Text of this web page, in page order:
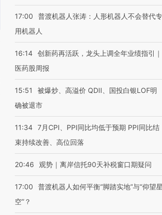
17:00
普渡机器人张涛：人形机器人不会替代专
用机器人
16:14 创新药再活跃，龙头上调全年业绩指引｜
医药股周报
15:51
被爆炒、高溢价 QDII、国投白银LOF明
确被退市
11:34 7月CPI、PPI同比均低于预期 PPI同比结
束持续改善、高位回落
20:46 观势｜离岸信托90天补税窗口期疑问
17:00
普渡机器人如何平衡“脚踏实地”与“仰望星
空”？